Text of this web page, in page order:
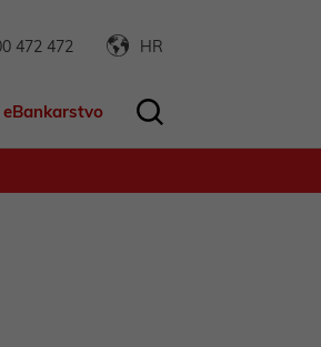
472 472 HR
eBankarstvo